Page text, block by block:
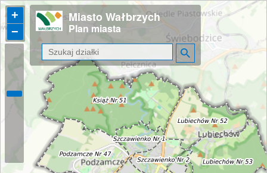
+
−
Miasto Wałbrzych
Plan miasta